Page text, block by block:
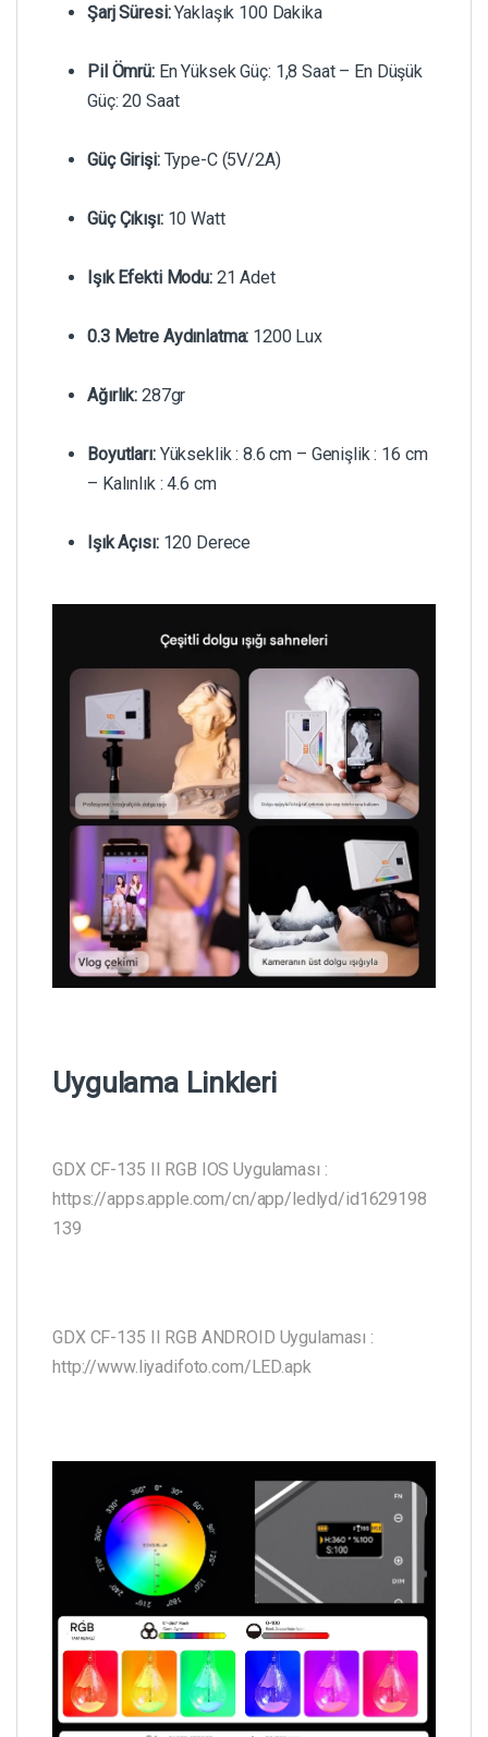
Şarj Süresi:Yaklaşık 100 Dakika
Pil Ömrü:En Yüksek Güç: 1,8 Saat – En Düşük
Güç: 20 Saat
Güç Girişi:Type-C (5V/2A)
Güç Çıkışı:10 Watt
Işık Efekti Modu:21 Adet
0.3 Metre Aydınlatma: 1200 Lux
Ağırlık: 287gr
Boyutları:Yükseklik : 8.6 cm – Genişlik : 16 cm
– Kalınlık : 4.6 cm
Işık Açısı:120 Derece
Uygulama Linkleri
GDX CF-135 II RGB IOS Uygulaması :
https://apps.apple.com/cn/app/ledlyd/id1629198
139
GDX CF-135 II RGB ANDROID Uygulaması :
http://www.liyadifoto.com/LED.apk